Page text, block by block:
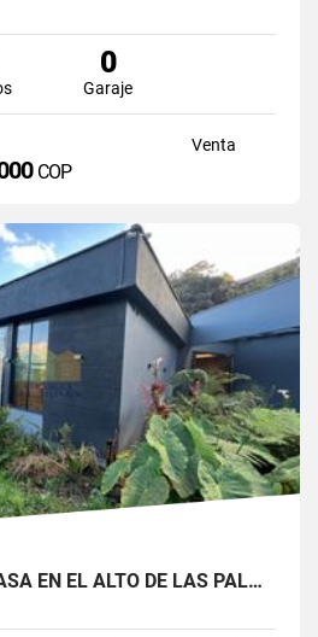
0
Garaje
Venta
COP
VENTA HERMOSA CASA EN EL ALTO DE LAS PALMAS, EL POBLADO